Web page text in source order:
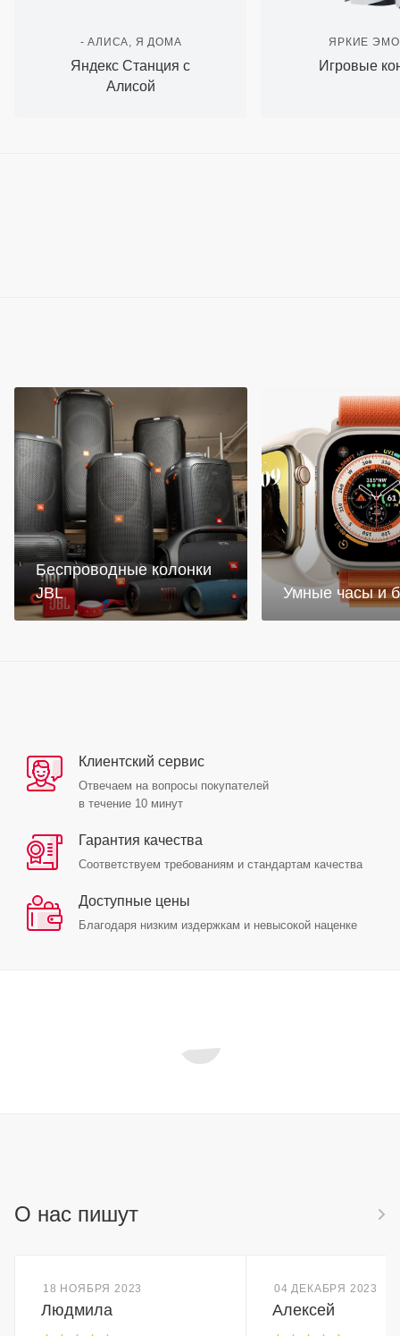
- АЛИСА, Я ДОМА
Яндекс Станция с
Алисой
ЯРКИЕ
Игровые
Беспроводные колонки
JBL
Умные часы и
Клиентский сервис
Отвечаем на вопросы покупателей
в течение 10 минут
Гарантия качества
Соответствуем требованиям и стандартам качества
Доступные цены
Благодаря низким издержкам и невысокой наценке
О нас пишут
18 НОЯБРЯ 2023
Людмила
04 ДЕКАБРЯ 2023
Алексей